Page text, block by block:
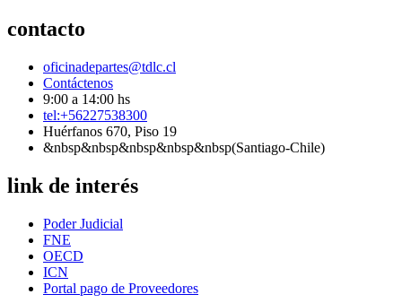
contacto
oficinadepartes@tdlc.cl
Contáctenos
9:00 a 14:00 hs
tel:+56227538300
Huérfanos 670, Piso 19
&nbsp&nbsp&nbsp&nbsp&nbsp(Santiago-Chile)
link de interés
Poder Judicial
FNE
OECD
ICN
Portal pago de Proveedores